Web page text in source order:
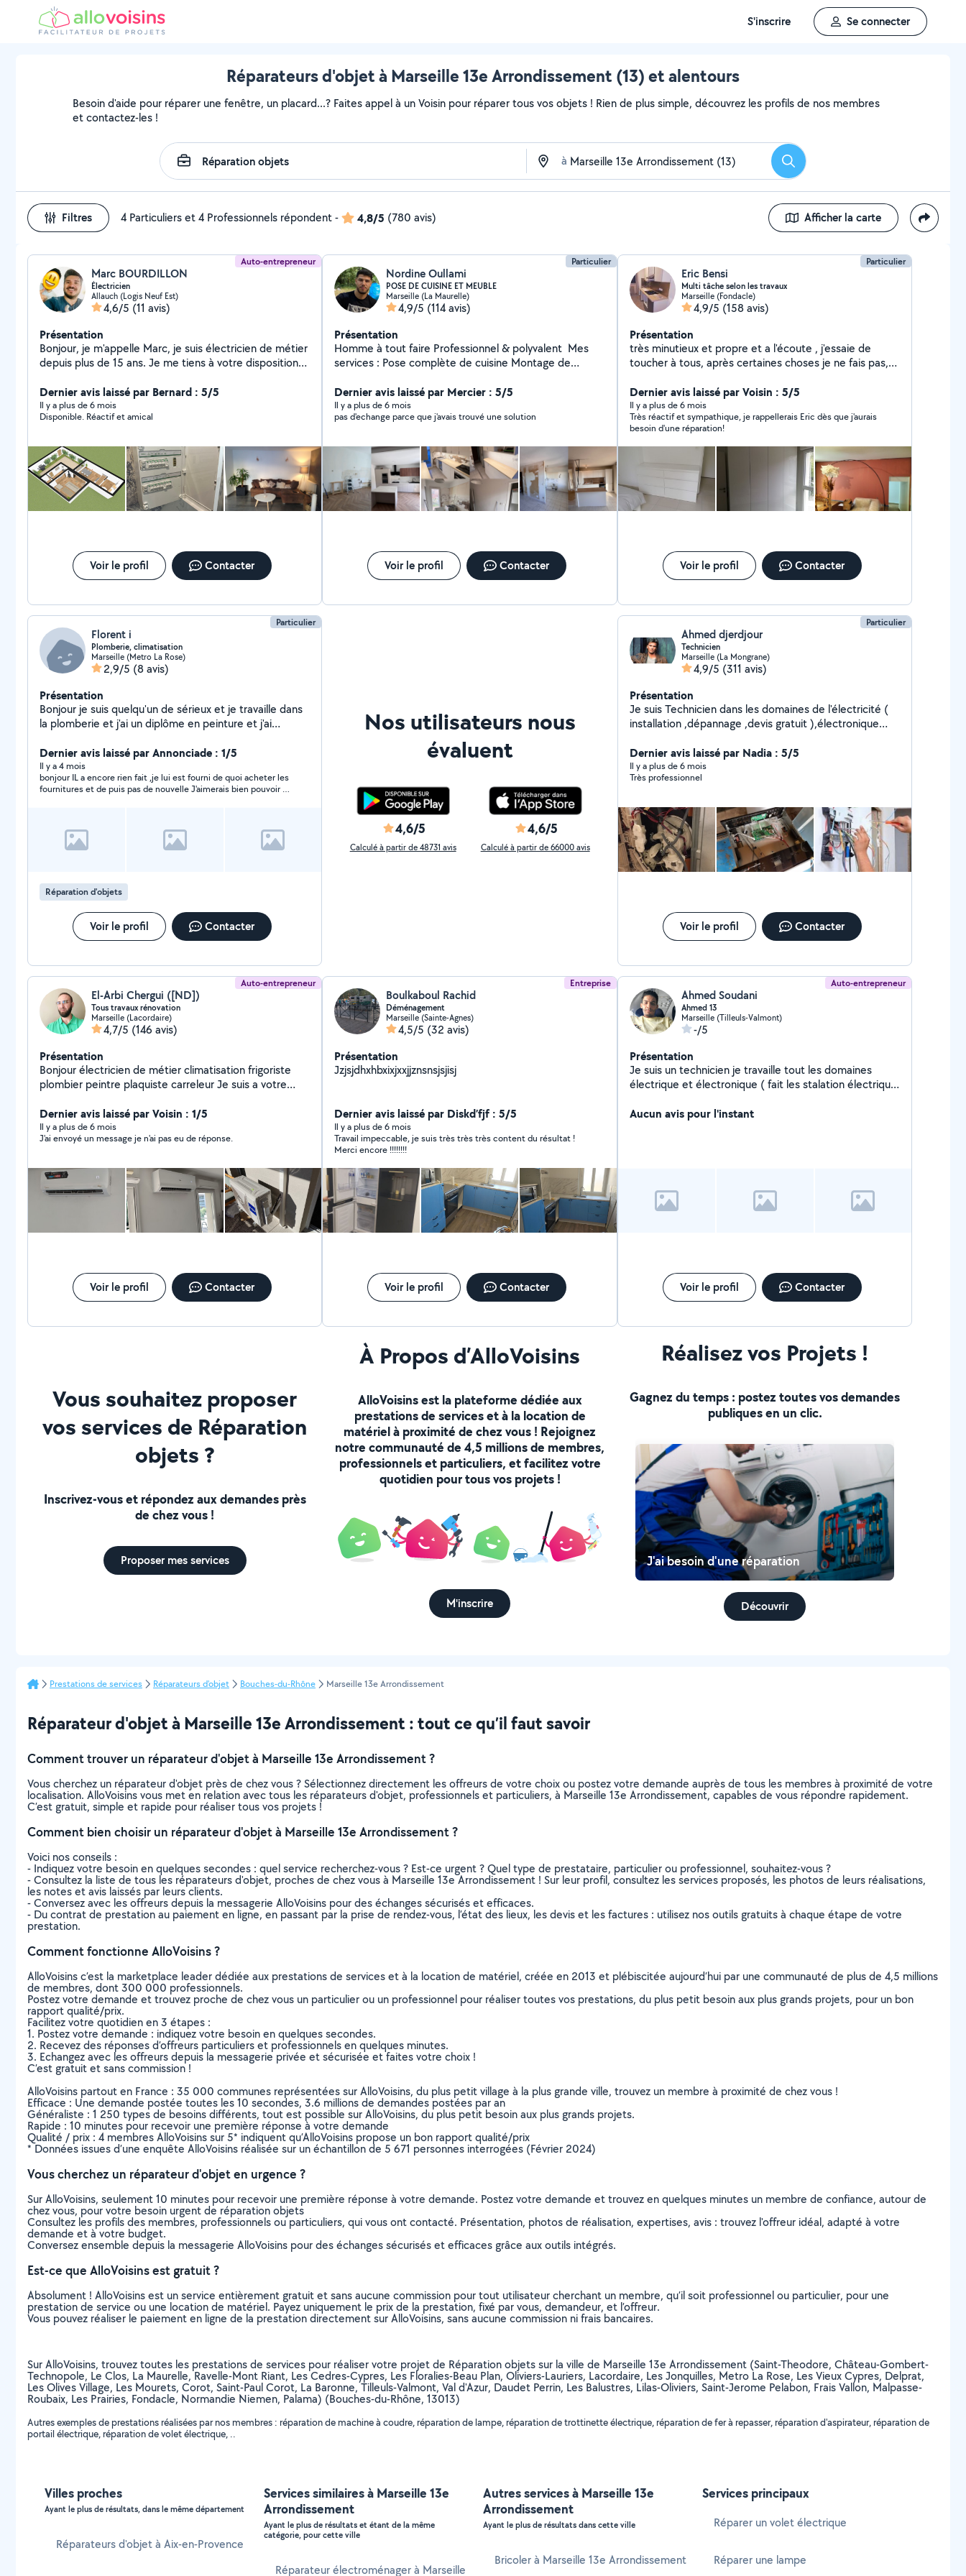
S'inscrire Se connecter
Réparateurs d'objet à Marseille 13e Arrondissement (13) et alentours
Besoin d'aide pour réparer une fenêtre, un placard...? Faites appel à un Voisin pour réparer tous vos objets ! Rien de plus simple, découvrez les profils de nos membres
et contactez-les !
à Rechercher
Filtres 4 Particuliers et 4 Professionnels répondent- 4,8/5 (780 avis) Afficher la carte
Auto-entrepreneur
Marc BOURDILLON
Électricien
Allauch (Logis Neuf Est)
4,6/5 (11 avis)
Présentation
Bonjour, je m'appelle Marc, je suis électricien de métier
depuis plus de 15 ans. Je me tiens à votre disposition
Informatique, Box TV, Téléphonie, Aménagement
intérieur N'hésitez pas a me contacter pour toute
demande.
Dernier avis laissé par Bernard : 5/5
Il y a plus de 6 mois
Disponible. Réactif et amical
Voir le profil Contacter
Particulier
Nordine Oullami
POSE DE CUISINE ET MEUBLE
Marseille (La Maurelle)
4,9/5 (114 avis)
Présentation
Homme à tout faire Professionnel & polyvalent ️ Mes
services : Pose complète de cuisine Montage de
meubles Travaux de peinture & placo et tapisserie
Fixation de cadres, étagères, TV murale Électricité &
plomberie Pose de sol (PVC, lino, dalles clipsables)
matériel de qualité Travail soigné, propre et précis
Intervention rapide Prix très compétitifs Contact : 07
60 54 22 l5 N'hésitez pas à me contacter pour un devis
ou des conseil
Dernier avis laissé par Mercier : 5/5
Il y a plus de 6 mois
pas d'echange parce que j'avais trouvé une solution
Voir le profil Contacter
Particulier
Eric Bensi
Multi tâche selon les travaux
Marseille (Fondacle)
4,9/5 (158 avis)
Présentation
très minutieux et propre et a l'écoute , j'essaie de
toucher à tous, après certaines choses je ne fais pas,
Dernier avis laissé par Voisin : 5/5
Il y a plus de 6 mois
Très réactif et sympathique, je rappellerais Eric dès que j'aurais
besoin d'une réparation!
Voir le profil Contacter
Particulier
Florent i
Plomberie, climatisation
Marseille (Metro La Rose)
2,9/5 (8 avis)
Présentation
Bonjour je suis quelqu'un de sérieux et je travaille dans
la plomberie et j'ai un diplôme en peinture et j'ai
de meuble et je suis bien outiller!!
Dernier avis laissé par Annonciade : 1/5
Il y a 4 mois
bonjour IL a encore rien fait ,je lui est fourni de quoi acheter les
fournitures et de puis pas de nouvelle J'aimerais bien pouvoir le
Réparation d'objets
Voir le profil Contacter
Nos utilisateurs nous
évaluent
4,6/5
Calculé à partir de 48731 avis
4,6/5
Calculé à partir de 66000 avis
Particulier
Ahmed djerdjour
Technicien
Marseille (La Mongrane)
4,9/5 (311 avis)
Présentation
Je suis Technicien dans les domaines de l'électricité (
installation ,dépannage ,devis gratuit ),électronique
suis aussi spécialisé dans la réparation des ordinateurs
coté hard ou soft .
Dernier avis laissé par Nadia : 5/5
Il y a plus de 6 mois
Très professionnel
Voir le profil Contacter
Auto-entrepreneur
El-Arbi Chergui ([ND])
Tous travaux rénovation
Marseille (Lacordaire)
4,7/5 (146 avis)
Présentation
Bonjour électricien de métier climatisation frigoriste
plombier peintre plaquiste carreleur Je suis a votre
équipé carrelage Instalation de clim montage meuble
peinture portail électrique plomberie dressing 20ans
dexpérience jai tous les outil nécessaire a votre service
Dernier avis laissé par Voisin : 1/5
Il y a plus de 6 mois
J'ai envoyé un message je n'ai pas eu de réponse.
Voir le profil Contacter
Entreprise
Boulkaboul Rachid
Déménagement
Marseille (Sainte-Agnes)
4,5/5 (32 avis)
Présentation
Jzjsjdhxhbxixjxxjjznsnsjsjisj
Dernier avis laissé par Diskd’fjf : 5/5
Il y a plus de 6 mois
Travail impeccable, je suis très très très content du résultat !
Merci encore !!!!!!!!
Voir le profil Contacter
Auto-entrepreneur
Ahmed Soudani
Ahmed 13
Marseille (Tilleuls-Valmont)
-/5
Présentation
Je suis un technicien je travaille tout les domaines
électrique et électronique ( fait les stalation électrique,
Aucun avis pour l'instant
Voir le profil Contacter
Vous souhaitez proposer
vos services de Réparation
objets ?
Inscrivez-vous et répondez aux demandes près
de chez vous !
Proposer mes services
À Propos d’AlloVoisins
AlloVoisins est la plateforme dédiée aux
prestations de services et à la location de
matériel à proximité de chez vous ! Rejoignez
notre communauté de 4,5 millions de membres,
professionnels et particuliers, et facilitez votre
quotidien pour tous vos projets !
M'inscrire
Réalisez vos Projets !
Gagnez du temps : postez toutes vos demandes
publiques en un clic.
J'ai besoin d'une réparation
Découvrir
Prestations de services Réparateurs d'objet Bouches-du-Rhône Marseille 13e Arrondissement
Réparateur d'objet à Marseille 13e Arrondissement : tout ce qu’il faut savoir
Comment trouver un réparateur d'objet à Marseille 13e Arrondissement ?
Vous cherchez un réparateur d'objet près de chez vous ? Sélectionnez directement les offreurs de votre choix ou postez votre demande auprès de tous les membres à proximité de votre
localisation. AlloVoisins vous met en relation avec tous les réparateurs d'objet, professionnels et particuliers, à Marseille 13e Arrondissement, capables de vous répondre rapidement.
C’est gratuit, simple et rapide pour réaliser tous vos projets !
Comment bien choisir un réparateur d'objet à Marseille 13e Arrondissement ?
Voici nos conseils :
- Indiquez votre besoin en quelques secondes : quel service recherchez-vous ? Est-ce urgent ? Quel type de prestataire, particulier ou professionnel, souhaitez-vous ?
- Consultez la liste de tous les réparateurs d'objet, proches de chez vous à Marseille 13e Arrondissement ! Sur leur profil, consultez les services proposés, les photos de leurs réalisations,
les notes et avis laissés par leurs clients.
- Conversez avec les offreurs depuis la messagerie AlloVoisins pour des échanges sécurisés et efficaces.
- Du contrat de prestation au paiement en ligne, en passant par la prise de rendez-vous, l’état des lieux, les devis et les factures : utilisez nos outils gratuits à chaque étape de votre
prestation.
Comment fonctionne AlloVoisins ?
AlloVoisins c’est la marketplace leader dédiée aux prestations de services et à la location de matériel, créée en 2013 et plébiscitée aujourd’hui par une communauté de plus de 4,5 millions
de membres, dont 300 000 professionnels.
Postez votre demande et trouvez proche de chez vous un particulier ou un professionnel pour réaliser toutes vos prestations, du plus petit besoin aux plus grands projets, pour un bon
rapport qualité/prix.
Facilitez votre quotidien en 3 étapes :
1. Postez votre demande : indiquez votre besoin en quelques secondes.
2. Recevez des réponses d’offreurs particuliers et professionnels en quelques minutes.
3. Echangez avec les offreurs depuis la messagerie privée et sécurisée et faites votre choix !
C’est gratuit et sans commission !
AlloVoisins partout en France : 35 000 communes représentées sur AlloVoisins, du plus petit village à la plus grande ville, trouvez un membre à proximité de chez vous !
Efficace : Une demande postée toutes les 10 secondes, 3.6 millions de demandes postées par an
Généraliste : 1 250 types de besoins différents, tout est possible sur AlloVoisins, du plus petit besoin aux plus grands projets.
Rapide : 10 minutes pour recevoir une première réponse à votre demande
Qualité / prix : 4 membres AlloVoisins sur 5* indiquent qu’AlloVoisins propose un bon rapport qualité/prix
* Données issues d’une enquête AlloVoisins réalisée sur un échantillon de 5 671 personnes interrogées (Février 2024)
Vous cherchez un réparateur d'objet en urgence ?
Sur AlloVoisins, seulement 10 minutes pour recevoir une première réponse à votre demande. Postez votre demande et trouvez en quelques minutes un membre de confiance, autour de
chez vous, pour votre besoin urgent de réparation objets
Consultez les profils des membres, professionnels ou particuliers, qui vous ont contacté. Présentation, photos de réalisation, expertises, avis : trouvez l'offreur idéal, adapté à votre
demande et à votre budget.
Conversez ensemble depuis la messagerie AlloVoisins pour des échanges sécurisés et efficaces grâce aux outils intégrés.
Est-ce que AlloVoisins est gratuit ?
Absolument ! AlloVoisins est un service entièrement gratuit et sans aucune commission pour tout utilisateur cherchant un membre, qu’il soit professionnel ou particulier, pour une
prestation de service ou une location de matériel. Payez uniquement le prix de la prestation, fixé par vous, demandeur, et l’offreur.
Vous pouvez réaliser le paiement en ligne de la prestation directement sur AlloVoisins, sans aucune commission ni frais bancaires.
Sur AlloVoisins, trouvez toutes les prestations de services pour réaliser votre projet de Réparation objets sur la ville de Marseille 13e Arrondissement (Saint-Theodore, Château-Gombert-
Technopole, Le Clos, La Maurelle, Ravelle-Mont Riant, Les Cedres-Cypres, Les Floralies-Beau Plan, Oliviers-Lauriers, Lacordaire, Les Jonquilles, Metro La Rose, Les Vieux Cypres, Delprat,
Les Olives Village, Les Mourets, Corot, Saint-Paul Corot, La Baronne, Tilleuls-Valmont, Val d'Azur, Daudet Perrin, Les Balustres, Lilas-Oliviers, Saint-Jerome Pelabon, Frais Vallon, Malpasse-
Roubaix, Les Prairies, Fondacle, Normandie Niemen, Palama) (Bouches-du-Rhône, 13013)
Autres exemples de prestations réalisées par nos membres : réparation de machine à coudre, réparation de lampe, réparation de trottinette électrique, réparation de fer à repasser, réparation d'aspirateur, réparation de
portail électrique, réparation de volet électrique, ..
Villes proches
Ayant le plus de résultats, dans le même département
Réparateurs d'objet à Aix-en-Provence
Services similaires à Marseille 13e
Arrondissement
Ayant le plus de résultats et étant de la même
catégorie, pour cette ville
Réparateur électroménager à Marseille
Autres services à Marseille 13e
Arrondissement
Ayant le plus de résultats dans cette ville
Bricoler à Marseille 13e Arrondissement
Services principaux
Réparer un volet électrique
Réparer une lampe